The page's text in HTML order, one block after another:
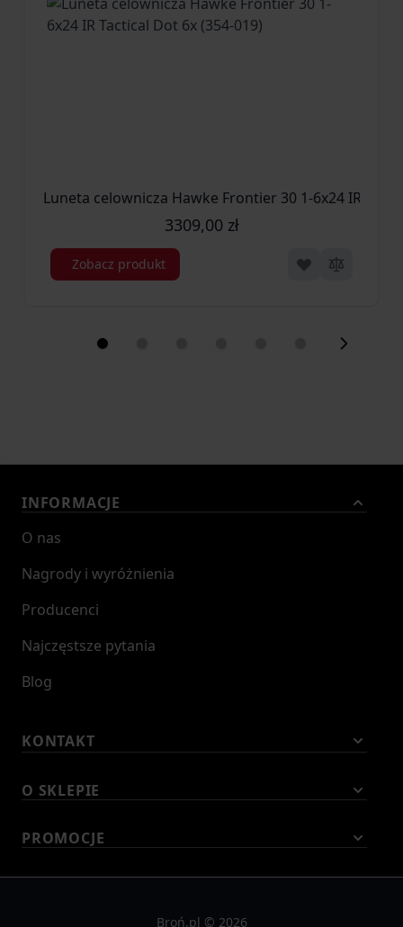
Luneta celownicza Hawke Frontier 30 1-6x24 IR
3309,00 zł
Zobacz produkt
INFORMACJE
O nas
Nagrody i wyróżnienia
Producenci
Najczęstsze pytania
Blog
KONTAKT
O SKLEPIE
PROMOCJE
Broń.pl © 2026